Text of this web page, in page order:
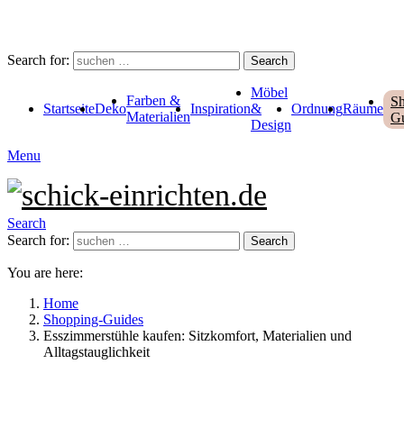
Search for: Search
StartseiteDeko
Farben &
Materialien
Inspiration
Möbel
&
Design
OrdnungRäume
Menu
Search
Search for:
Search
You are here:
Home
Shopping-Guides
Esszimmerstühle kaufen: Sitzkomfort, Materialien und
Alltagstauglichkeit